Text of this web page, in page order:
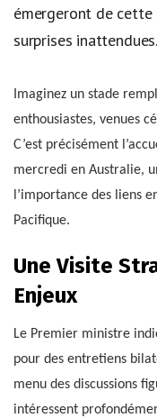
émergeront de cette
surprises
Imaginez un stade
enthousiastes, venues
C’est précisément
mercredi en Australie,
l’importance des liens
Pacifique.
Une Visite
Enjeux
Le Premier ministre
pour des entretiens
menu des discussions
intéressent